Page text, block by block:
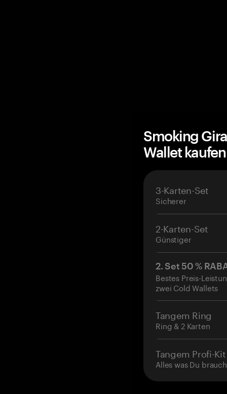
Smoking
Wallet
3-Karten-Set
Sicherer
2-Karten-Set
Günstiger
2. Set 50 %
Bestes Preis-
zwei Cold Wallets
Tangem Ring
Ring & 2 Karten
Tangem Profi-Kit
Alles was Du